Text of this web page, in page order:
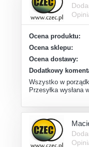
Ocena produktu:
Ocena sklepu:
Ocena dostawy:
Dodatkowy
Wszystko w
Przesyłka wysłana